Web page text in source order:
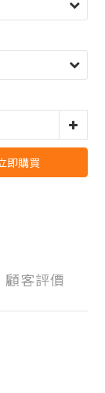
即購買
顧客評價